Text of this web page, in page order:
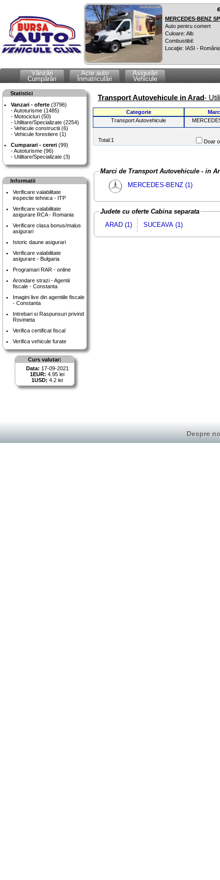
MERCEDES-BENZ
Auto pentru comert
Culoare: Alb
Combustibil:
Locaţie: IASI -
Vânzări
Cumpărări
Acte auto
Înmatriculări
Asigurări
Vehicule
Statistici
Vanzari - oferte (3796)
Autoturisme (1485)
Motocicluri (50)
Utilitare/Specializate (2254)
Vehicule constructii (6)
Vehicule forestiere (1)
Cumparari - cereri (99)
Autoturisme (96)
Utilitare/Specializate (3)
Informatii
Verificare valabilitate
inspectie tehnica - ITP
Verificare valabilitate
asigurare RCA - Romania
Verificare clasa bonus/malus
asigurari
Istoric daune asigurari
Verificare valabilitate
asigurare - Bulgaria
Programari RAR - online
Arondare strazi - Agentii
fiscale - Constanta
Imagini live din agentiile fiscale
- Constanta
Intrebari si Raspunsuri privind
Rovinieta
Verifica certificat fiscal
Verifica vehicule furate
Curs valutar:
Data: 17-09-2021
1EUR: 4.95 lei
1USD: 4.2 lei
Transport Autovehicule in Arad-
Categorie
Transport Autovehicule
Total:1 Doar
Marci de Transport Autovehicule - in
MERCEDES-BENZ (1)
Judete cu oferte Cabina separata
ARAD (1)
SUCEAVA (1)
Despre